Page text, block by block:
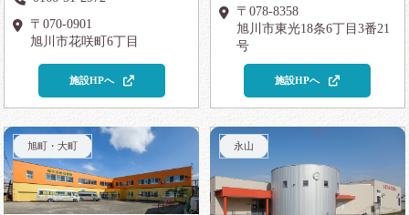
〒070-0901
旭川市花咲町6丁目
施設HPへ
〒078-8358
旭川市東光18条6丁目3番21
号
施設HPへ
旭町・大町 永山